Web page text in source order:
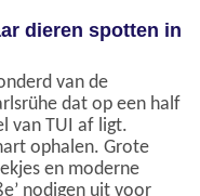
dieren spotten in
van de
dat op een half
van TUI af ligt.
ophalen. Grote
en moderne
nodigen uit voor